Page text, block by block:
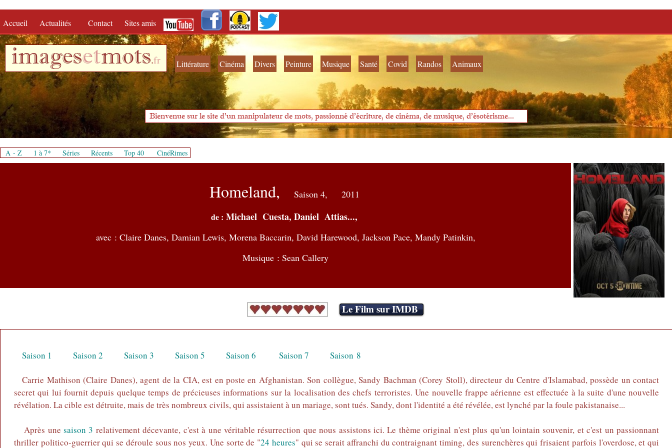
Accueil Actualités Contact Sites amis
imagesetmots.fr Littérature Cinéma Divers Peinture Musique Santé Covid Randos Animaux
Bienvenue sur le site d'un manipulateur de mots, passionné d'écriture, de cinéma, de musique, d'ésotérisme...
A - Z 1 à 7* Séries Récents Top 40 CinéRimes
Homeland, Saison 4, 2011
de : Michael Cuesta, Daniel Attias...,
avec : Claire Danes, Damian Lewis, Morena Baccarin, David Harewood, Jackson Pace, Mandy Patinkin,
Musique : Sean Callery
Le Film sur IMDB
Saison 1 Saison 2 Saison 3 Saison 5 Saison 6 Saison 7 Saison 8
Carrie Mathison (Claire Danes), agent de la CIA, est en poste en Afghanistan. Son collègue, Sandy Bachman (Corey Stoll), directeur du Centre d'Islamabad, possède un contact
secret qui lui fournit depuis quelque temps de précieuses informations sur la localisation des chefs terroristes. Une nouvelle frappe aérienne est effectuée à la suite d'une nouvelle
révélation. La cible est détruite, mais de très nombreux civils, qui assistaient à un mariage, sont tués. Sandy, dont l'identité a été révélée, est lynché par la foule pakistanaise...
Après une saison 3 relativement décevante, c'est à une véritable résurrection que nous assistons ici. Le thème original n'est plus qu'un lointain souvenir, et c'est un passionnant
thriller politico-guerrier qui se déroule sous nos yeux. Une sorte de "24 heures" qui se serait affranchi du contraignant timing, des surenchères qui frisaient parfois l'overdose, et qui